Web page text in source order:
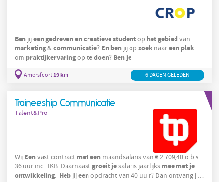
Ben jijeen gedreven en creatievestudentop hetgebied van
marketing& communicatie? En ben jij op zoek naareen plek
om praktijkervaringop tedoen? Ben je
Amersfoort19 km 6 DAGEN GELEDEN
Traineeship Communicatie
Talent&Pro
Wij Een vast contract meteen maandsalaris van € 2.709,40 o.b.v.
36 uur incl. IKB. Daarnaastgroeitjesalaris jaarlijks mee metje
ontwikkeling Heb jijeen opdracht van 40 uu r? Dan ontvang jij